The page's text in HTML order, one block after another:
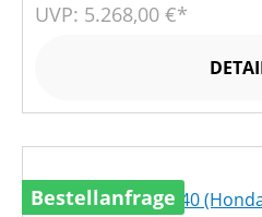
UVP: 5.268,00 €*
Bestellanfrage